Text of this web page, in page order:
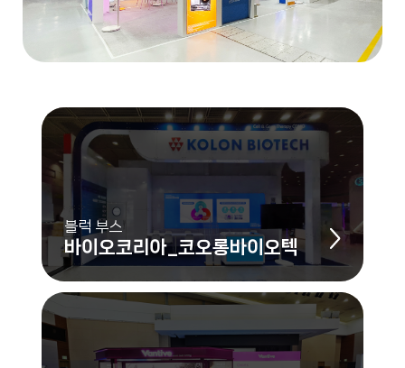
블럭 부스
바이오코리아_코오롱바이오텍